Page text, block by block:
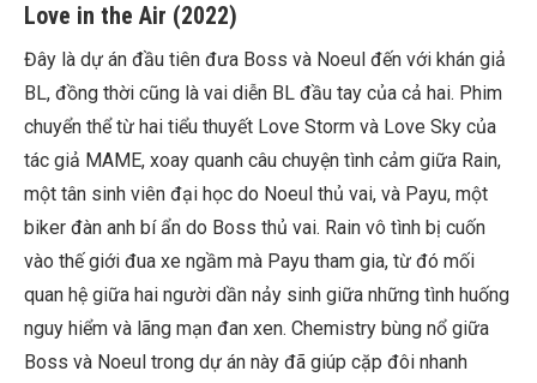
Love in the Air (2022)
Đây là dự án đầu tiên đưa Boss và Noeul đến với khán giả
BL, đồng thời cũng là vai diễn BL đầu tay của cả hai. Phim
chuyển thể từ hai tiểu thuyết Love Storm và Love Sky của
tác giả MAME, xoay quanh câu chuyện tình cảm giữa Rain,
một tân sinh viên đại học do Noeul thủ vai, và Payu, một
biker đàn anh bí ẩn do Boss thủ vai. Rain vô tình bị cuốn
vào thế giới đua xe ngầm mà Payu tham gia, từ đó mối
quan hệ giữa hai người dần nảy sinh giữa những tình huống
nguy hiểm và lãng mạn đan xen. Chemistry bùng nổ giữa
Boss và Noeul trong dự án này đã giúp cặp đôi nhanh